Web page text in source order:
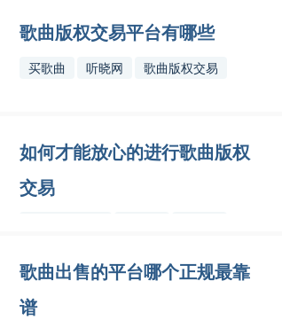
歌曲版权交易平台有哪些
买歌曲 听晓网 歌曲版权交易
如何才能放心的进行歌曲版权
交易
歌曲出售的平台哪个正规最靠
谱